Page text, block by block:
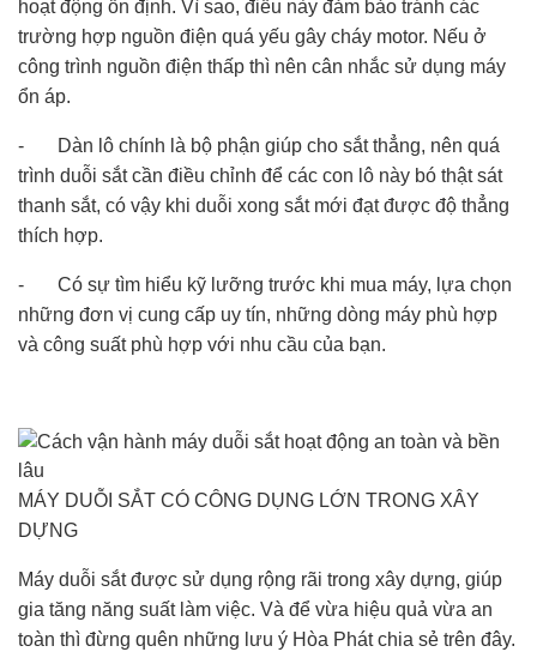
hoạt động ổn định. Vì sao, điều này đảm bảo tránh các
trường hợp nguồn điện quá yếu gây cháy motor. Nếu ở
công trình nguồn điện thấp thì nên cân nhắc sử dụng máy
ổn áp.
- Dàn lô chính là bộ phận giúp cho sắt thẳng, nên quá
trình duỗi sắt cần điều chỉnh để các con lô này bó thật sát
thanh sắt, có vậy khi duỗi xong sắt mới đạt được độ thẳng
thích hợp.
- Có sự tìm hiểu kỹ lưỡng trước khi mua máy, lựa chọn
những đơn vị cung cấp uy tín, những dòng máy phù hợp
và công suất phù hợp với nhu cầu của bạn.
MÁY DUỖI SẮT CÓ CÔNG DỤNG LỚN TRONG XÂY
DỰNG
Máy duỗi sắt được sử dụng rộng rãi trong xây dựng, giúp
gia tăng năng suất làm việc. Và để vừa hiệu quả vừa an
toàn thì đừng quên những lưu ý Hòa Phát chia sẻ trên đây.